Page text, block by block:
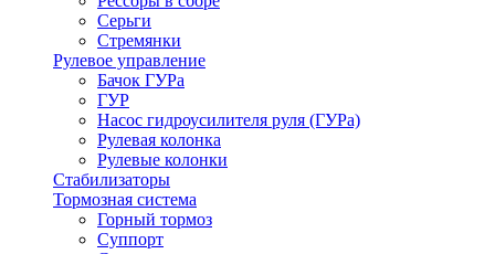
Серьги
Стремянки
Рулевое управление
Бачок ГУРа
ГУР
Насос гидроусилителя руля (ГУРа)
Рулевая колонка
Рулевые колонки
Стабилизаторы
Тормозная система
Горный тормоз
Суппорт